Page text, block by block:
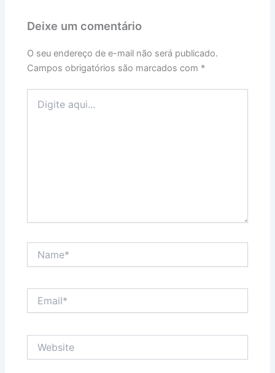
Deixe um comentário
O seu endereço de e-mail não será publicado.
Campos obrigatórios são marcados com *
aqui...